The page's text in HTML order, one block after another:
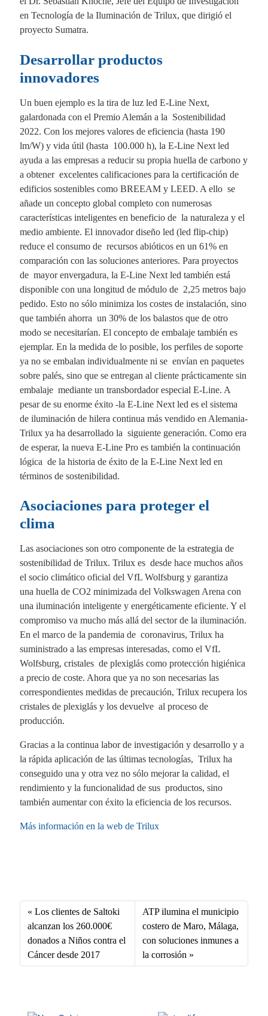
en Tecnología de la Iluminación de Trilux, que dirigió el
proyecto Sumatra.
Desarrollar productos
innovadores
Un buen ejemplo es la tira de luz led E-Line Next,
galardonada con el Premio Alemán a la Sostenibilidad
2022. Con los mejores valores de eficiencia (hasta 190
lm/W) y vida útil (hasta 100.000 h), la E-Line Next led
ayuda a las empresas a reducir su propia huella de carbono y
a obtener excelentes calificaciones para la certificación de
edificios sostenibles como BREEAM y LEED. A ello se
añade un concepto global completo con numerosas
características inteligentes en beneficio de la naturaleza y el
medio ambiente. El innovador diseño led (led flip-chip)
reduce el consumo de recursos abióticos en un 61% en
comparación con las soluciones anteriores. Para proyectos
de mayor envergadura, la E-Line Next led también está
disponible con una longitud de módulo de 2,25 metros bajo
pedido. Esto no sólo minimiza los costes de instalación, sino
que también ahorra un 30% de los balastos que de otro
modo se necesitarían. El concepto de embalaje también es
ejemplar. En la medida de lo posible, los perfiles de soporte
ya no se embalan individualmente ni se envían en paquetes
sobre palés, sino que se entregan al cliente prácticamente sin
embalaje mediante un transbordador especial E-Line. A
pesar de su enorme éxito -la E-Line Next led es el sistema
de iluminación de hilera continua más vendido en Alemania-
Trilux ya ha desarrollado la siguiente generación. Como era
de esperar, la nueva E-Line Pro es también la continuación
lógica de la historia de éxito de la E-Line Next led en
términos de sostenibilidad.
Asociaciones para proteger el
clima
Las asociaciones son otro componente de la estrategia de
sostenibilidad de Trilux. Trilux es desde hace muchos años
el socio climático oficial del VfL Wolfsburg y garantiza
una huella de CO2 minimizada del Volkswagen Arena con
una iluminación inteligente y energéticamente eficiente. Y el
compromiso va mucho más allá del sector de la iluminación.
En el marco de la pandemia de coronavirus, Trilux ha
suministrado a las empresas interesadas, como el VfL
Wolfsburg, cristales de plexiglás como protección higiénica
a precio de coste. Ahora que ya no son necesarias las
correspondientes medidas de precaución, Trilux recupera los
cristales de plexiglás y los devuelve al proceso de
producción.
Gracias a la continua labor de investigación y desarrollo y a
la rápida aplicación de las últimas tecnologías, Trilux ha
conseguido una y otra vez no sólo mejorar la calidad, el
rendimiento y la funcionalidad de sus productos, sino
también aumentar con éxito la eficiencia de los recursos.
Más información en la web de Trilux
bo
ok
ed
In
ail
ts
A
pp
Los clientes de Saltoki
alcanzan los 260.000€
donados a Niños contra el
Cáncer desde 2017
ATP ilumina el municipio
costero de Maro, Málaga,
con soluciones inmunes a
la corrosión